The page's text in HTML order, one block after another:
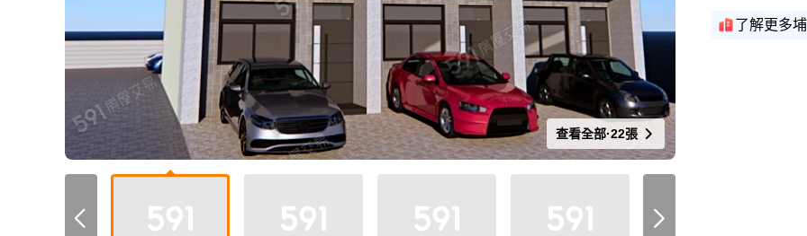
all
查看全部·22張
了解更多